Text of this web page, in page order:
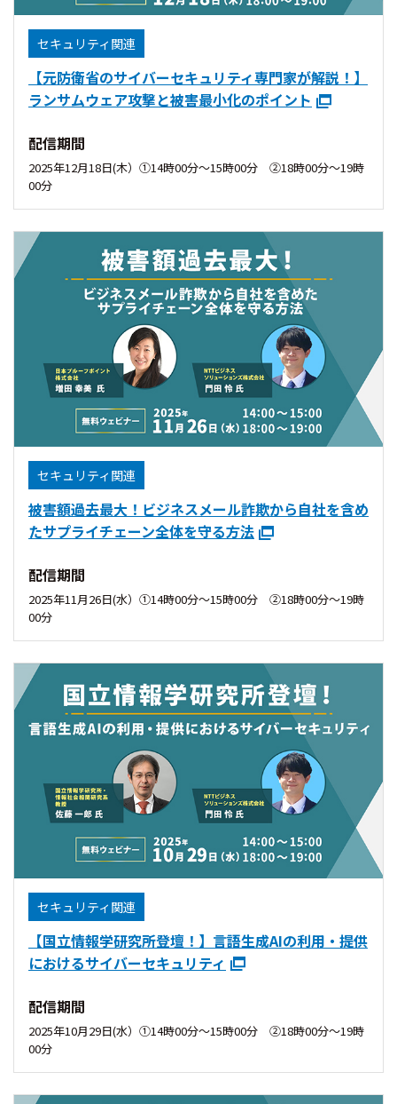
セキュリティ関連
【元防衛省のサイバーセキュリティ専門家が解説！】
ランサムウェア攻撃と被害最小化のポイント
配信期間
2025年12月18日(木）①14時00分〜15時00分 ②18時00分〜19時
00分
セキュリティ関連
被害額過去最大！ビジネスメール詐欺から自社を含め
たサプライチェーン全体を守る方法
配信期間
2025年11月26日(水）①14時00分〜15時00分 ②18時00分〜19時
00分
セキュリティ関連
【国立情報学研究所登壇！】言語生成AIの利用・提供
におけるサイバーセキュリティ
配信期間
2025年10月29日(水）①14時00分〜15時00分 ②18時00分〜19時
00分